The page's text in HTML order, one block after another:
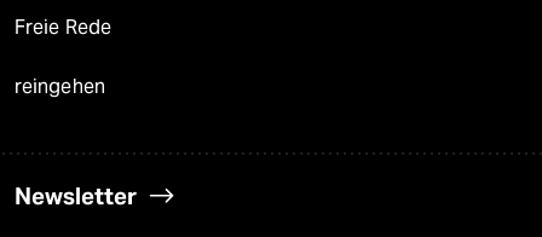
Freie Rede
reingehen
Newsletter